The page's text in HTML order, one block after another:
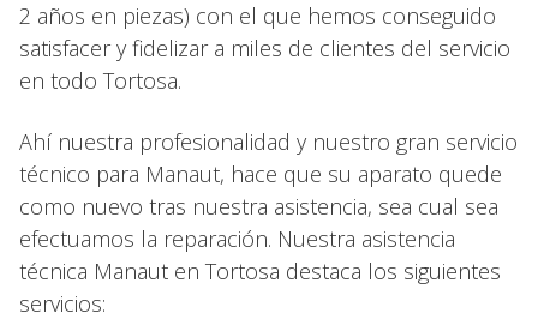
2 años en piezas) con el que hemos conseguido
satisfacer y fidelizar a miles de clientes del servicio
en todo Tortosa.
Ahí nuestra profesionalidad y nuestro gran servicio
técnico para Manaut, hace que su aparato quede
como nuevo tras nuestra asistencia, sea cual sea
efectuamos la reparación. Nuestra asistencia
técnica Manaut en Tortosa destaca los siguientes
servicios: